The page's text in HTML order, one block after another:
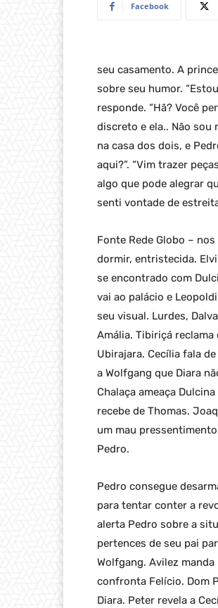
Facebook
seu casamento. A
sobre seu humor.
responde. “Hã? Você
discreto e ela.. Não sou
na casa dos dois, e
aqui?”. “Vim trazer
algo que pode alegrar
senti vontade de
Fonte Rede Globo –
dormir, entristecida.
se encontrado com
vai ao palácio e
seu visual. Lurdes,
Amália. Tibiriçá
Ubirajara. Cecília fala
a Wolfgang que Diara
Chalaça ameaça
recebe de Thomas.
um mau
Pedro.
Pedro consegue
para tentar conter a
alerta Pedro sobre a
pertences de seu pai
Wolfgang. Avilez
confronta Felício. Dom
Diara. Peter revela a